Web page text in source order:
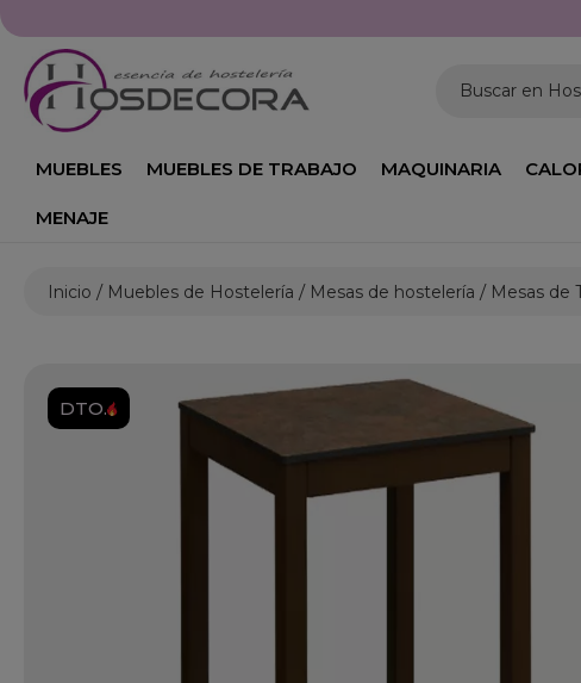
Buscar en
MUEBLES MUEBLES DE TRABAJO MAQUINARIA
MENAJE
Inicio Muebles de Hostelería Mesas de hostelería Mesas de
DTO.